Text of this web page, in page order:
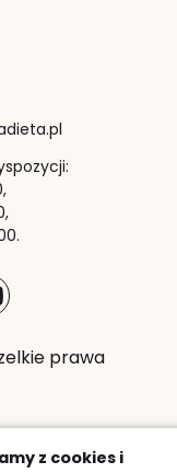
prawa
z cookies i